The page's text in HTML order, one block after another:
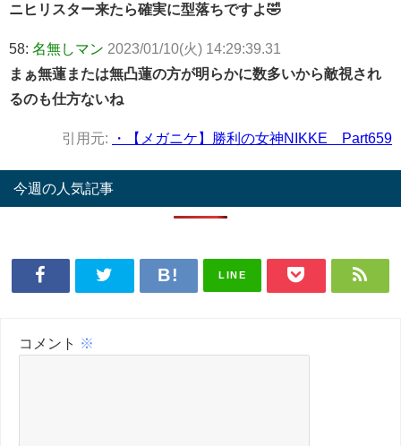
ニヒリスター来たら確実に型落ちですよ🤣
58: 名無しマン 2023/01/10(火) 14:29:39.31
まぁ無蓮または無凸蓮の方が明らかに数多いから敵視され
るのも仕方ないね
引用元: ・【メガニケ】勝利の女神NIKKE Part659
今週の人気記事
LINE
コメント ※